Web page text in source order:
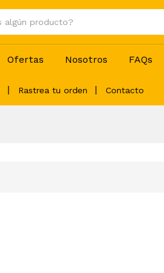
Ofertas Nosotros FAQs
Rastrea tu orden Contacto